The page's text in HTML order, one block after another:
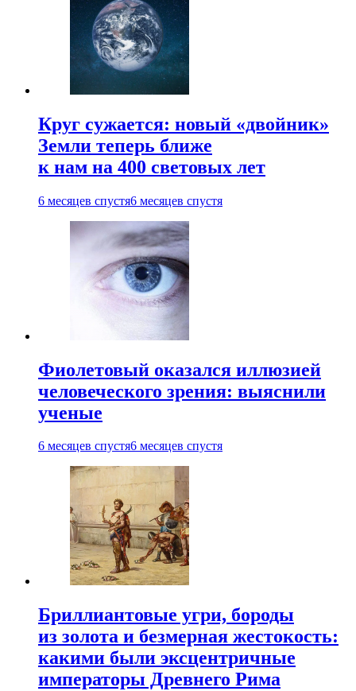
Круг сужается: новый «двойник»
Земли теперь ближе
к нам на 400 световых лет
6 месяцев спустя6 месяцев спустя
Фиолетовый оказался иллюзией
человеческого зрения: выяснили
ученые
6 месяцев спустя6 месяцев спустя
Бриллиантовые угри, бороды
из золота и безмерная жестокость:
какими были эксцентричные
императоры Древнего Рима